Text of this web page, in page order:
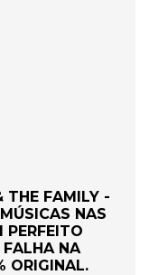
THE FAMILY -
NAS
PERFEITO
FALHA NA
ORIGINAL.